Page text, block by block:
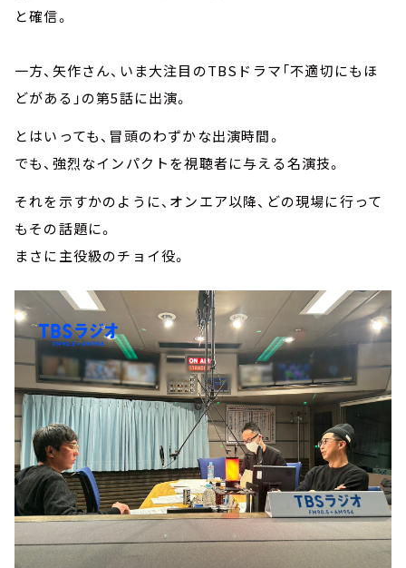
と確信。
一方、矢作さん、いま大注目のTBSドラマ「不適切にもほ
どがある」の第5話に出演。
とはいっても、冒頭のわずかな出演時間。
でも、強烈なインパクトを視聴者に与える名演技。
それを示すかのように、オンエア以降、どの現場に行って
もその話題に。
まさに主役級のチョイ役。